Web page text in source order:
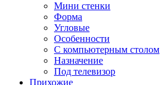
Мини стенки
Форма
Угловые
Особенности
С компьютерным столом
Назначение
Под телевизор
Прихожие